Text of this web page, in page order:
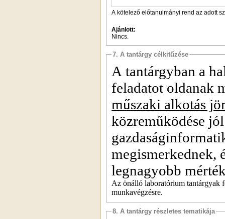
A kötelező előtanulmányi rend az adott
Ajánlott:
Nincs.
7. A tantárgy célkitűzése
A tantárgyban a
feladatot oldanak
műszaki alkotás
közreműködése
megismerkednek,
legnagyobb
Az önálló laboratórium tantárgyak
munkavégzésre.
8. A tantárgy részletes tematikája